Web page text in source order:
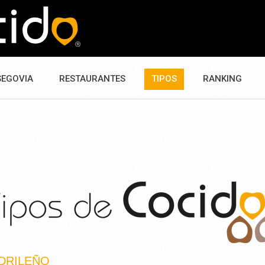
RESTAURANTES TIPOS RANKING